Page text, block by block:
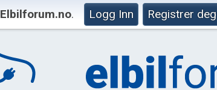
Elbilforum.no. Logg Inn Registrer deg